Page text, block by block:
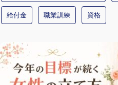
給付金 職業訓練 資格